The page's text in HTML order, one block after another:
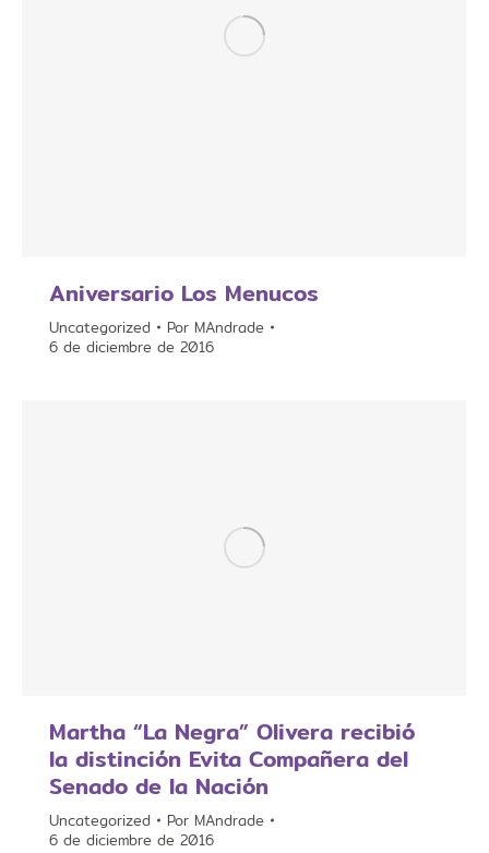
Aniversario Los Menucos
Uncategorized Por MAndrade
6 de diciembre de 2016
Martha “La Negra” Olivera recibió
la distinción Evita Compañera del
Senado de la Nación
Uncategorized Por MAndrade
6 de diciembre de 2016